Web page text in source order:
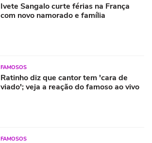
Ivete Sangalo curte férias na França
com novo namorado e família
FAMOSOS
Ratinho diz que cantor tem 'cara de
viado'; veja a reação do famoso ao vivo
FAMOSOS